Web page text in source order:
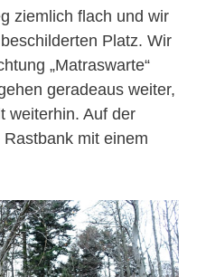
ziemlich flach und wir
Platz. Wir
„Matraswarte“
geradeaus weiter,
weiterhin. Auf der
mit einem